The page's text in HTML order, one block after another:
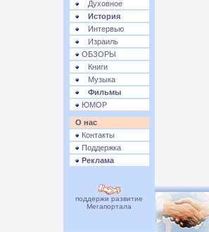
Духовное
История
Интервью
Израиль
ОБЗОРЫ
Книги
Музыка
Фильмы
ЮМОР
О нас
Контакты
Поддержка
Реклама
поддержи развитие
Мегапортала